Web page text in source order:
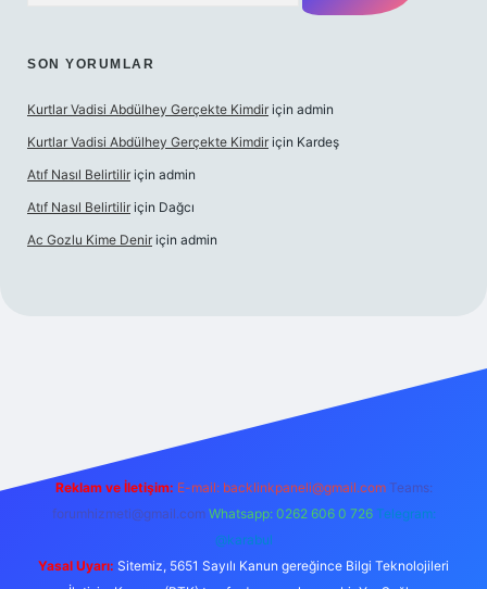
SON YORUMLAR
Kurtlar Vadisi Abdülhey Gerçekte Kimdir için admin
Kurtlar Vadisi Abdülhey Gerçekte Kimdir için Kardeş
Atıf Nasıl Belirtilir için admin
Atıf Nasıl Belirtilir için Dağcı
Ac Gozlu Kime Denir için admin
Reklam ve İletişim: E-mail: backlinkpaneli@gmail.com Teams:
forumhizmeti@gmail.com Whatsapp: 0262 606 0 726 Telegram:
@karabul
Yasal Uyarı: Sitemiz, 5651 Sayılı Kanun gereğince Bilgi Teknolojileri